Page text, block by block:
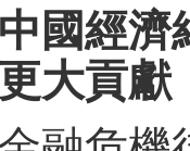
國經濟
大貢獻